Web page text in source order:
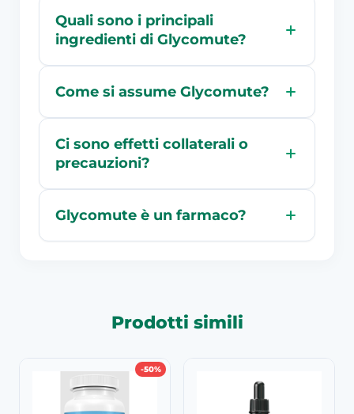
Quali sono i principali
ingredienti di Glycomute?
Come si assume Glycomute?
Ci sono effetti collaterali o
precauzioni?
Glycomute è un farmaco?
Prodotti simili
-50%